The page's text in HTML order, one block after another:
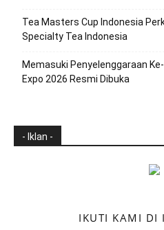
Tea Masters Cup Indonesia
Specialty Tea Indonesia
Memasuki Penyelenggaraan
Expo 2026 Resmi Dibuka
- Iklan -
IKUTI KAMI DI